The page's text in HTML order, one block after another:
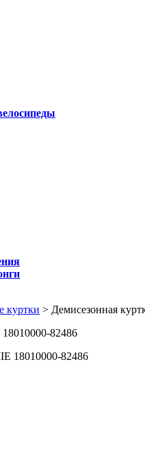
куртки > Демисезонная
82486